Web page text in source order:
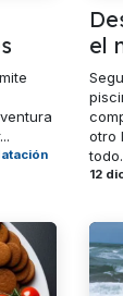
el
otro
12